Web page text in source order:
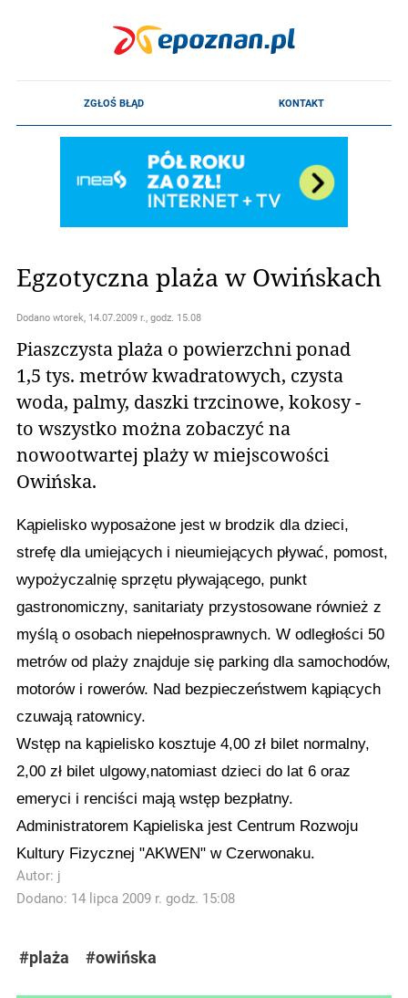
Egzotyczna plaża w Owińskach
Dodano wtorek, 14.07.2009 r., godz. 15.08
Piaszczysta plaża o powierzchni ponad
1,5 tys. metrów kwadratowych, czysta
woda, palmy, daszki trzcinowe, kokosy -
to wszystko można zobaczyć na
nowootwartej plaży w miejscowości
Owińska.
Kąpielisko wyposażone jest w brodzik dla dzieci,
strefę dla umiejących i nieumiejących pływać, pomost,
wypożyczalnię sprzętu pływającego, punkt
gastronomiczny, sanitariaty przystosowane również z
myślą o osobach niepełnosprawnych. W odległości 50
metrów od plaży znajduje się parking dla samochodów,
motorów i rowerów. Nad bezpieczeństwem kąpiących
czuwają ratownicy.
Wstęp na kąpielisko kosztuje 4,00 zł bilet normalny,
2,00 zł bilet ulgowy,natomiast dzieci do lat 6 oraz
emeryci i renciści mają wstęp bezpłatny.
Administratorem Kąpieliska jest Centrum Rozwoju
Kultury Fizycznej "AKWEN" w Czerwonaku.
Autor: j
Dodano: 14 lipca 2009 r. godz. 15:08
#plaża #owińska